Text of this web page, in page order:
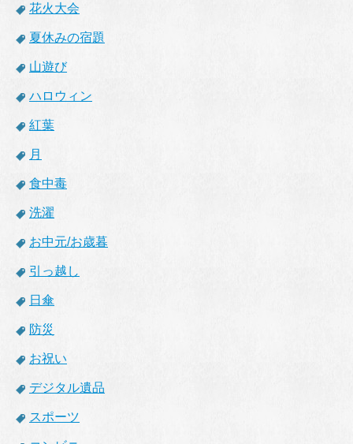
花火大会
夏休みの宿題
山遊び
ハロウィン
紅葉
月
食中毒
洗濯
お中元/お歳暮
引っ越し
日傘
防災
お祝い
デジタル遺品
スポーツ